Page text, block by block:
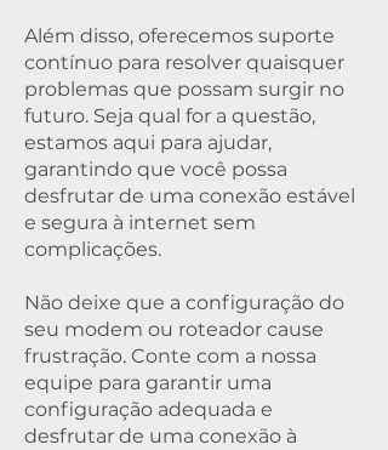
Além disso, oferecemos suporte
contínuo para resolver quaisquer
problemas que possam surgir no
futuro. Seja qual for a questão,
estamos aqui para ajudar,
garantindo que você possa
desfrutar de uma conexão estável
e segura à internet sem
complicações.
Não deixe que a configuração do
seu modem ou roteador cause
frustração. Conte com a nossa
equipe para garantir uma
configuração adequada e
desfrutar de uma conexão à